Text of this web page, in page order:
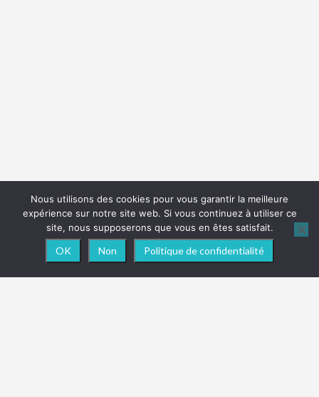
Nous utilisons des cookies pour vous garantir la meilleure
expérience sur notre site web. Si vous continuez à utiliser ce
site, nous supposerons que vous en êtes satisfait.
OK Non Politique de confidentialité